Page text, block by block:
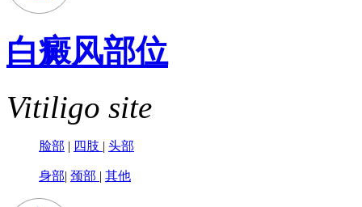
白癜风部位
Vitiligo site
脸部 | 四肢 | 头部
身部| 颈部 | 其他